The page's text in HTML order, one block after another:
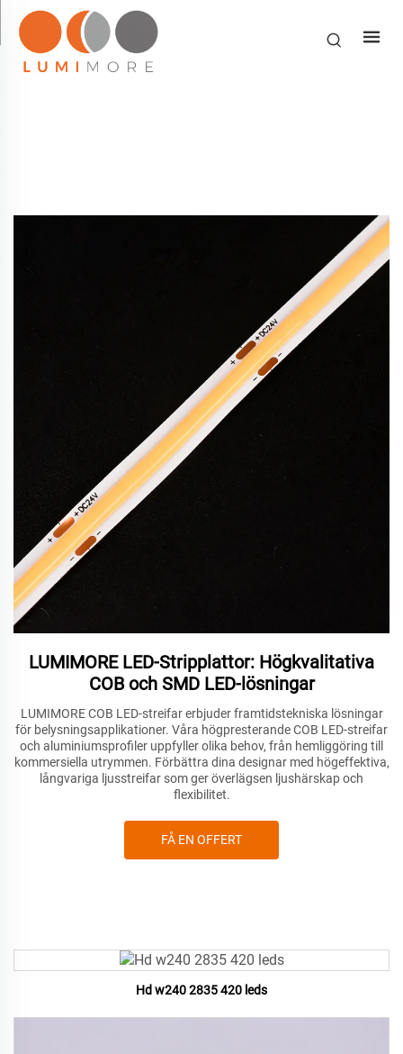
LUMIMORE LED-Stripplattor: Högkvalitativa
COB och SMD LED-lösningar
LUMIMORE COB LED-streifar erbjuder framtidstekniska lösningar
för belysningsapplikationer. Våra högpresterande COB LED-streifar
och aluminiumsprofiler uppfyller olika behov, från hemliggöring till
kommersiella utrymmen. Förbättra dina designar med högeffektiva,
långvariga ljusstreifar som ger överlägsen ljushärskap och
flexibilitet.
FÅ EN OFFERT
Hd w240 2835 420 leds